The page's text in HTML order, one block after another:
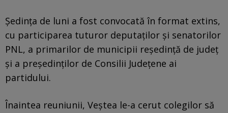
Ședința de luni a fost convocată în format extins,
cu participarea tuturor deputaților și senatorilor
PNL, a primarilor de municipii reședință de județ
și a președinților de Consilii Județene ai
partidului.
Înaintea reuniunii, Veștea le-a cerut colegilor să